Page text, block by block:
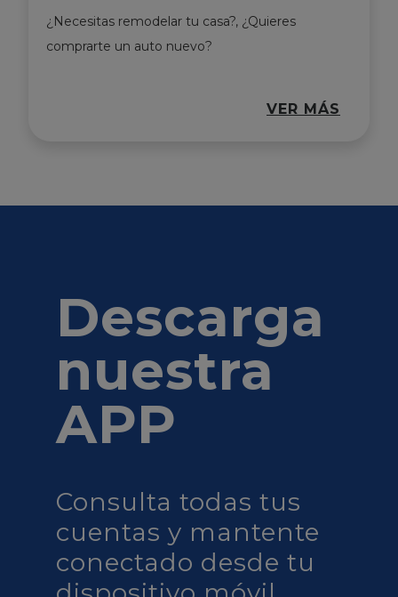
¿Necesitas remodelar tu casa?, ¿Quieres
comprarte un auto nuevo?
VER MÁS
Descarga
nuestra
APP
Consulta todas tus
cuentas y mantente
conectado desde tu